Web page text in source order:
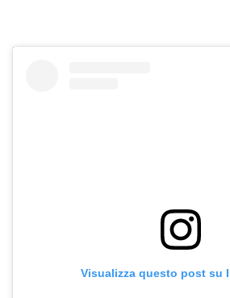
Visualizza questo post su